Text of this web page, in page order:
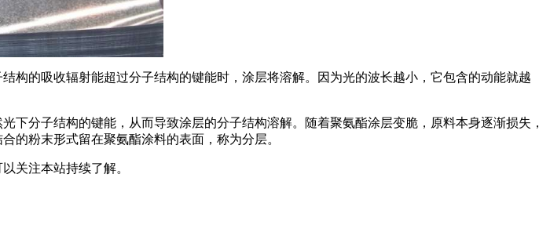
的吸收辐射能超过分子结构的键能时，涂层将溶解。因为光的波长越小，它包含的动能就越
分子结构的键能，从而导致涂层的分子结构溶解。随着聚氨酯涂层变脆，原料本身逐渐损失，
的粉末形式留在聚氨酯涂料的表面，称为分层。
关注本站持续了解。